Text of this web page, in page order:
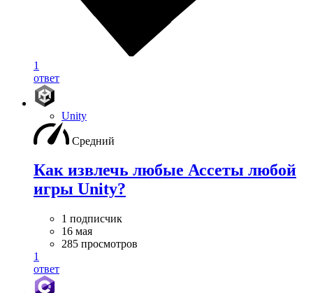
1
ответ
Unity
Средний
Как извлечь любые Ассеты любой
игры Unity?
1 подписчик
16 мая
285 просмотров
1
ответ